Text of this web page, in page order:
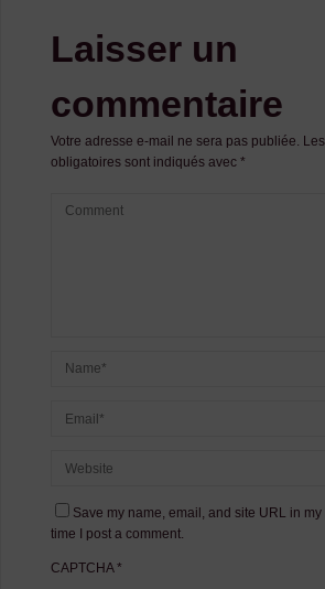
Laisser un
commentaire
Votre adresse e-mail ne sera pas publiée.
obligatoires sont indiqués avec *
Save my name, email, and site URL in
time I post a comment.
CAPTCHA*